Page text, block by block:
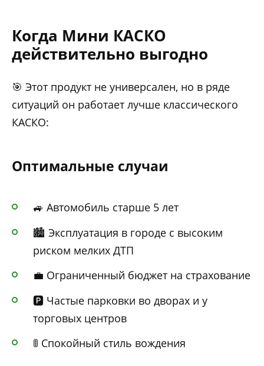
Когда Мини КАСКО
действительно выгодно
🎯 Этот продукт не универсален, но в ряде
ситуаций он работает лучше классического
КАСКО:
Оптимальные случаи
🚙 Автомобиль старше 5 лет
🏙️ Эксплуатация в городе с высоким
риском мелких ДТП
💼 Ограниченный бюджет на страхование
🅿️ Частые парковки во дворах и у
торговых центров
🚦 Спокойный стиль вождения